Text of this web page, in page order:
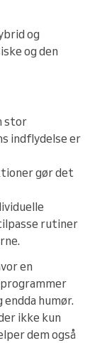
og
og den
stor
indflydelse er
gør det
rutiner
en
humør.
ikke kun
dem også